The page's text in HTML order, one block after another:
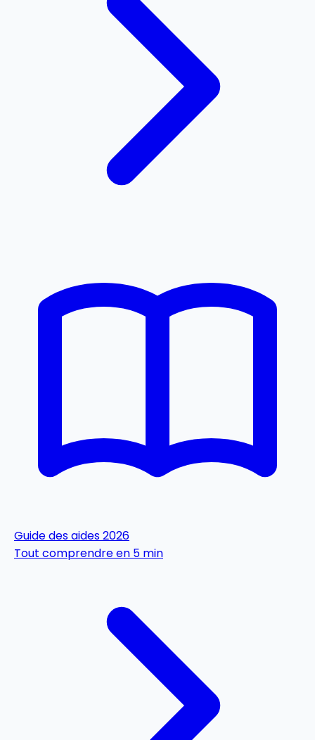
Guide des aides 2026
Tout comprendre en 5 min